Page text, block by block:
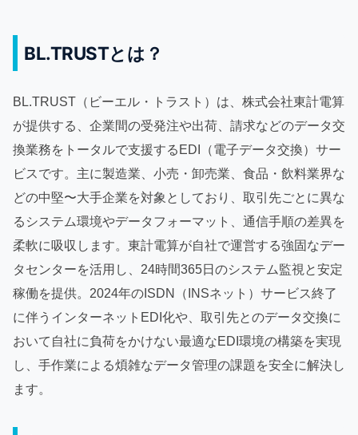
BL.TRUSTとは？
BL.TRUST（ビーエル・トラスト）は、株式会社東計電算
が提供する、企業間の受発注や出荷、請求などのデータ交
換業務をトータルで支援するEDI（電子データ交換）サー
ビスです。主に製造業、小売・卸売業、食品・飲料業界な
どの中堅〜大手企業を対象としており、取引先ごとに異な
るシステム環境やデータフォーマット、通信手順の差異を
柔軟に吸収します。東計電算が自社で運営する強固なデー
タセンターを活用し、24時間365日のシステム監視と安定
稼働を提供。2024年のISDN（INSネット）サービス終了
に伴うインターネットEDI化や、取引先とのデータ交換に
おいて自社に負荷をかけない最適なEDI環境の構築を実現
し、手作業による煩雑なデータ管理の課題を安全に解決し
ます。